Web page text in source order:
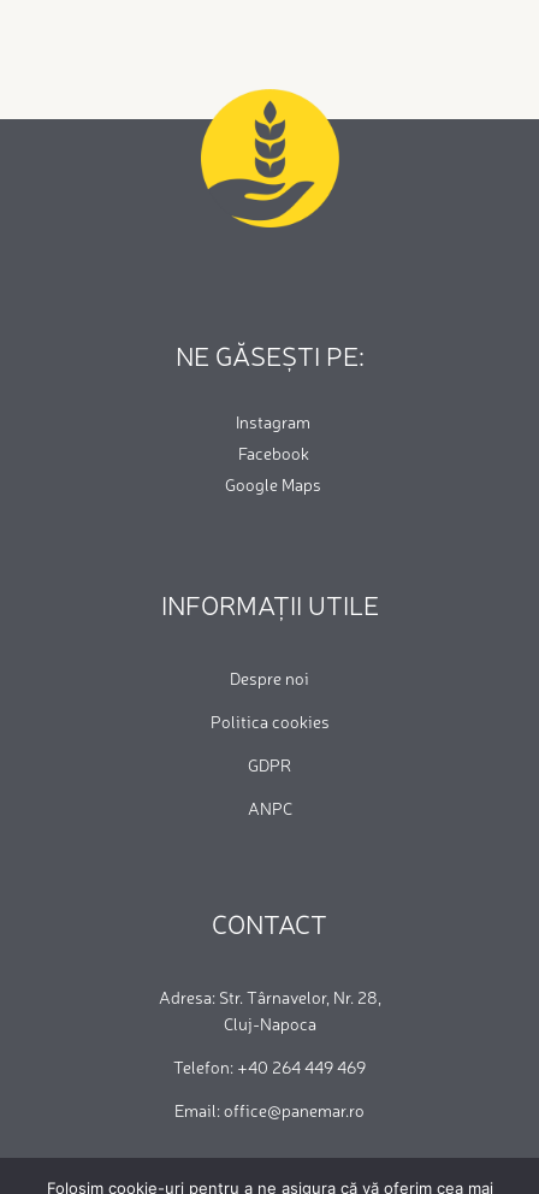
NE GĂSEȘTI PE:
Instagram
Facebook
Google Maps
INFORMAȚII UTILE
Despre noi
Politica cookies
GDPR
ANPC
CONTACT
Adresa: Str. Târnavelor, Nr. 28,
Cluj-Napoca
Telefon: +40 264 449 469
Email: office@panemar.ro
Folosim cookie-uri pentru a ne asigura că vă oferim cea mai